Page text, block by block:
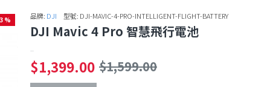
% 品牌: DJI 型號: DJI-MAVIC-4-PRO-INTELLIGENT-FLIGHT-BATTERY
DJI Mavic 4 Pro 智慧飛行電池
..
$1,399.00 $1,599.00